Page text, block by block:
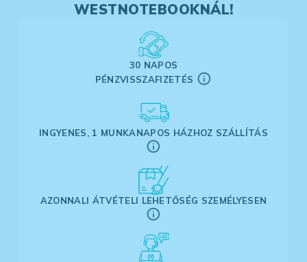
WESTNOTEBOOKNÁL!
30 NAPOS
PÉNZVISSZAFIZETÉS
INGYENES, 1 MUNKANAPOS HÁZHOZ SZÁLLÍTÁS
AZONNALI ÁTVÉTELI LEHETŐSÉG SZEMÉLYESEN